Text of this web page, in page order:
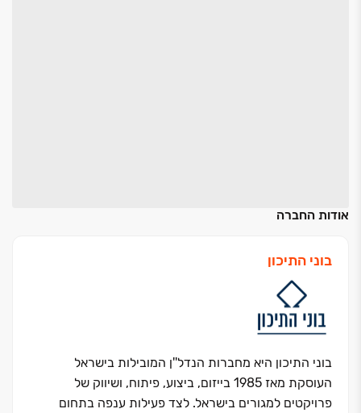
אודות החברה
בוני התיכון
בוני התיכון היא מחברות הנדל''ן המובילות בישראל
העוסקת מאז 1985 בייזום, ביצוע, פיתוח, ושיווק של
פרויקטים למגורים בישראל. לצד פעילות ענפה בתחום